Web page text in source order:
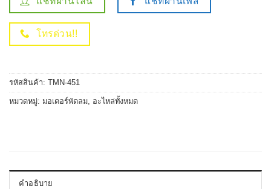
โทรด่วน!!
รหัสสินค้า: TMN-451
หมวดหมู่: มอเตอร์พัดลม, อะไหล่ทั้งหมด
คำอธิบาย